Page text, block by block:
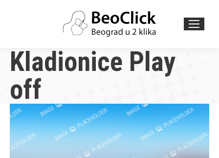
Kladionice Play
off